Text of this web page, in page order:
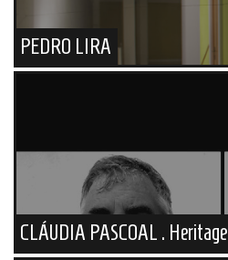
PEDRO LIRA
CLÁUDIA PASCOAL . Heritage